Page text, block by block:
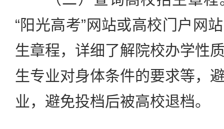
“阳光高考”网站或高校门户网
生章程，详细了解院校办学性
生专业对身体条件的要求等，
业，避免投档后被高校退档。